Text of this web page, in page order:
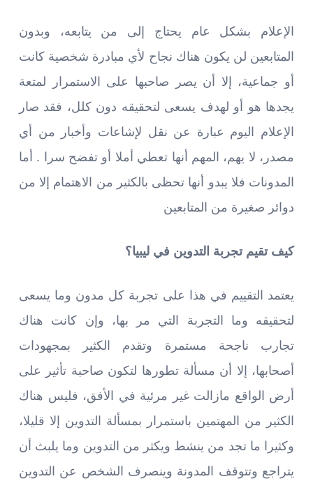
الإعلام بشكل عام يحتاج إلى من يتابعه، وبدون
المتابعين لن يكون هناك نجاح لأي مبادرة شخصية كانت
أو جماعية، إلا أن يصر صاحبها على الاستمرار لمتعة
يجدها هو أو لهدف يسعى لتحقيقه دون كلل، فقد صار
الإعلام اليوم عبارة عن نقل لإشاعات وأخبار من أي
مصدر، لا يهم، المهم أنها تعطي أملا أو تفضح سرا . أما
المدونات فلا يبدو أنها تحظى بالكثير من الاهتمام إلا من
دوائر صغيرة من المتابعين
كيف تقيم تجربة التدوين في ليبيا؟
يعتمد التقييم في هذا على تجربة كل مدون وما يسعى
لتحقيقه وما التجربة التي مر بها، وإن كانت هناك
تجارب ناجحة مستمرة وتقدم الكثير بمجهودات
أصحابها، إلا أن مسألة تطورها لتكون صاحبة تأثير على
أرض الواقع مازالت غير مرئية في الأفق، فليس هناك
الكثير من المهتمين باستمرار بمسألة التدوين إلا قليلا،
وكثيرا ما تجد من ينشط ويكثر من التدوين وما يلبث أن
يتراجع وتتوقف المدونة وينصرف الشخص عن التدوين